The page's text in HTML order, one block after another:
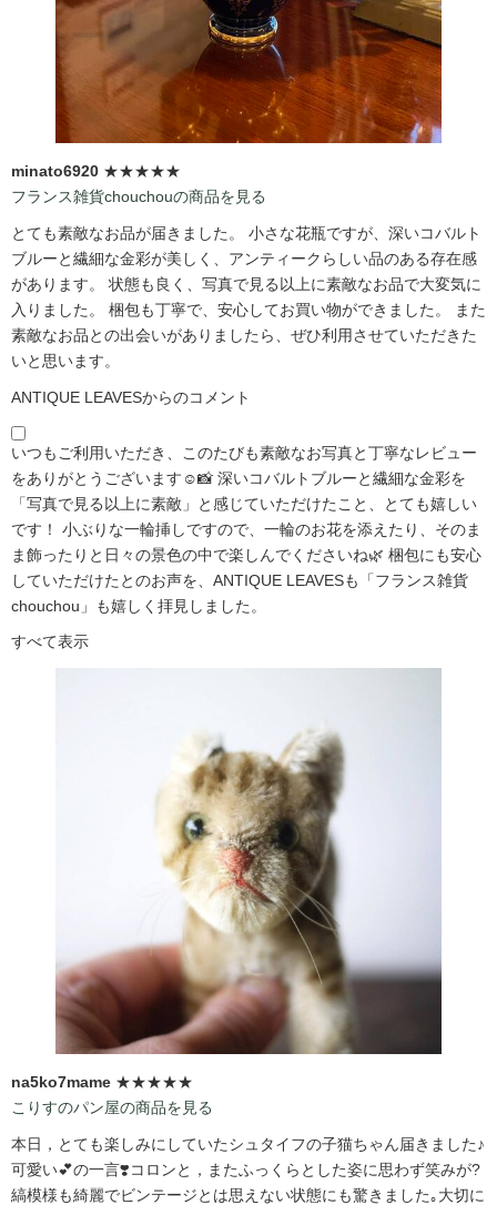
minato6920 ★★★★★
フランス雑貨chouchouの商品を見る
とても素敵なお品が届きました。 小さな花瓶ですが、深いコバルト
ブルーと繊細な金彩が美しく、アンティークらしい品のある存在感
があります。 状態も良く、写真で見る以上に素敵なお品で大変気に
入りました。 梱包も丁寧で、安心してお買い物ができました。 また
素敵なお品との出会いがありましたら、ぜひ利用させていただきた
いと思います。
ANTIQUE LEAVESからのコメント
いつもご利用いただき、このたびも素敵なお写真と丁寧なレビュー
をありがとうございます☺️📸 深いコバルトブルーと繊細な金彩を
「写真で見る以上に素敵」と感じていただけたこと、とても嬉しい
です！ 小ぶりな一輪挿しですので、一輪のお花を添えたり、そのま
ま飾ったりと日々の景色の中で楽しんでくださいね🌿 梱包にも安心
していただけたとのお声を、ANTIQUE LEAVESも「フランス雑貨
chouchou」も嬉しく拝見しました。
すべて表示
na5ko7mame ★★★★★
こりすのパン屋の商品を見る
本日，とても楽しみにしていたシュタイフの子猫ちゃん届きました♪
可愛い💕の一言❣️コロンと，またふっくらとした姿に思わず笑みが?️
縞模様も綺麗でビンテージとは思えない状態にも驚きました｡大切に